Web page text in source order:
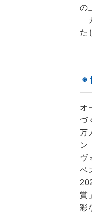
の
た
◉
オ
づ
万
ン
ヴ
ベ
賞
彩